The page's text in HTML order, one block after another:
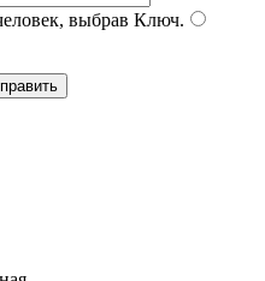
выбрав Ключ.